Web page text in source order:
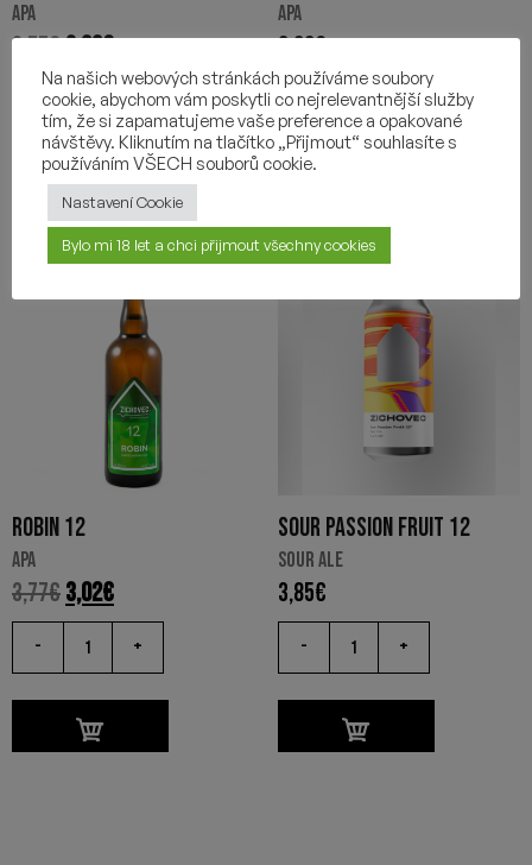
APA
3,77€3,02€
+
APA
2,69€
- +
ROBIN 12
APA
3,77€3,02€
- +
SOUR PASSION FRUIT 12
SOUR ALE
3,85€
- +
Na našich webových stránkách používáme soubory
cookie, abychom vám poskytli co nejrelevantnější služby
tím, že si zapamatujeme vaše preference a opakované
návštěvy. Kliknutím na tlačítko „Přijmout“ souhlasíte s
používáním VŠECH souborů cookie.
Nastavení Cookie
Bylo mi 18 let a chci přijmout všechny cookies